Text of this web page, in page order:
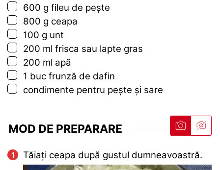
▢
600 g fileu de pește
▢
800 g ceapa
▢
100 g unt
▢
200 ml frisca sau lapte gras
▢
200 ml apă
▢
1 buc frunză de dafin
▢
condimente pentru pește și sare
MOD DE PREPARARE
Tăiați ceapa după gustul dumneavoastră.